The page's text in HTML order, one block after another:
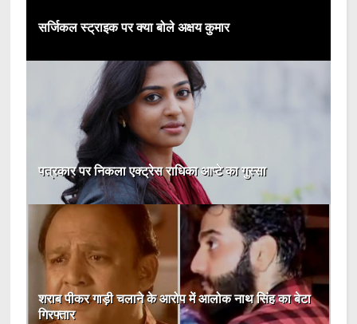
सर्जिकल स्ट्राइक पर क्या बोले अक्षय कुमार
पत्रकार पर निकला एक्ट्रेस राधिका आप्टे का गुस्सा
शराब पीकर गाड़ी चलाने के आरोप में आलोक नाथ सिंह का बेटा
गिरफ्तार